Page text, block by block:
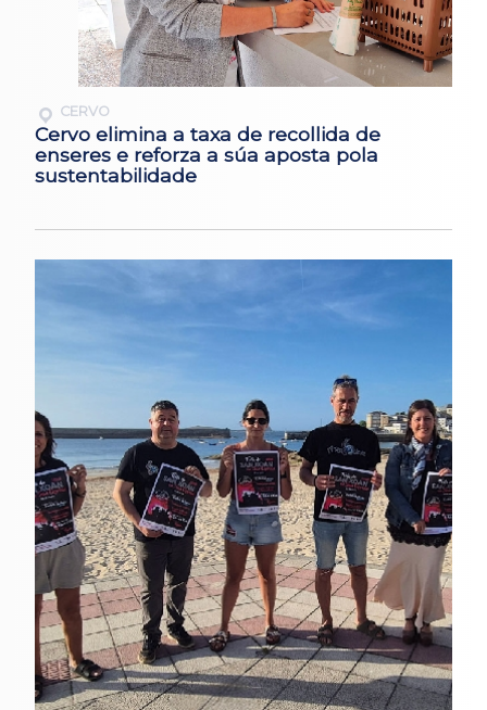
CERVO
Cervo elimina a taxa de recollida de
enseres e reforza a súa aposta pola
sustentabilidade